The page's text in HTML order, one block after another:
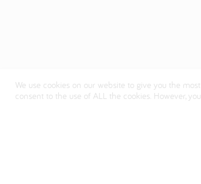
We use cookies on our website to give you the
consent to the use of ALL the cookies. However,